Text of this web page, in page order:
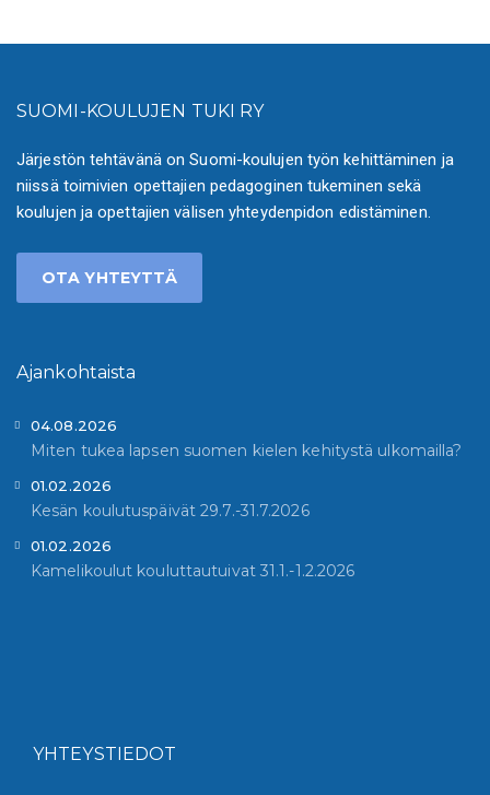
SUOMI-KOULUJEN TUKI RY
Järjestön tehtävänä on Suomi-koulujen työn kehittäminen ja
niissä toimivien opettajien pedagoginen tukeminen sekä
koulujen ja opettajien välisen yhteydenpidon edistäminen.
OTA YHTEYTTÄ
Ajankohtaista
04.08.2026
Miten tukea lapsen suomen kielen kehitystä ulkomailla?
01.02.2026
Kesän koulutuspäivät 29.7.-31.7.2026
01.02.2026
Kamelikoulut kouluttautuivat 31.1.-1.2.2026
YHTEYSTIEDOT